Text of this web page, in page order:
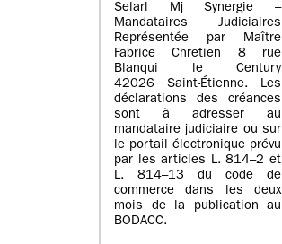
Selarl Mj Synergie –
Mandataires Judiciaires
Représentée par Maître
Fabrice Chretien 8 rue
Blanqui le Century
42026 Saint-Étienne. Les
déclarations des créances
sont à adresser au
mandataire judiciaire ou sur
le portail électronique prévu
par les articles L. 814–2 et
L. 814–13 du code de
commerce dans les deux
mois de la publication au
BODACC.